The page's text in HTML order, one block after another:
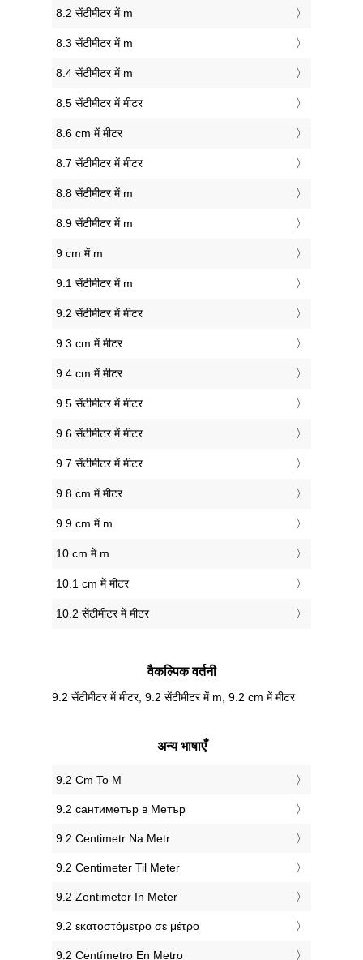
8.2 सेंटीमीटर में m
8.3 सेंटीमीटर में m
8.4 सेंटीमीटर में m
8.5 सेंटीमीटर में मीटर
8.6 cm में मीटर
8.7 सेंटीमीटर में मीटर
8.8 सेंटीमीटर में m
8.9 सेंटीमीटर में m
9 cm में m
9.1 सेंटीमीटर में m
9.2 सेंटीमीटर में मीटर
9.3 cm में मीटर
9.4 cm में मीटर
9.5 सेंटीमीटर में मीटर
9.6 सेंटीमीटर में मीटर
9.7 सेंटीमीटर में मीटर
9.8 cm में मीटर
9.9 cm में m
10 cm में m
10.1 cm में मीटर
10.2 सेंटीमीटर में मीटर
वैकल्पिक वर्तनी
9.2 सेंटीमीटर में मीटर, 9.2 सेंटीमीटर में m, 9.2 cm में मीटर
अन्य भाषाएँ
‎9.2 Cm To M
‎9.2 сантиметър в Метър
‎9.2 Centimetr Na Metr
‎9.2 Centimeter Til Meter
‎9.2 Zentimeter In Meter
‎9.2 εκατοστόμετρο σε μέτρο
‎9.2 Centímetro En Metro